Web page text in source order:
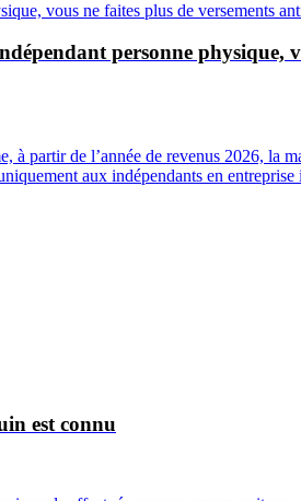
personne physique,
partir de l’année de revenus 2026, la
aux indépendants en
est connu